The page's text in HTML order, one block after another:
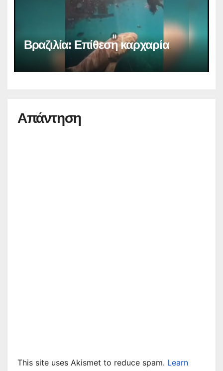
Βραζιλία: Επίθεση καρχαρία
Απάντηση
This site uses Akismet to reduce spam. Learn